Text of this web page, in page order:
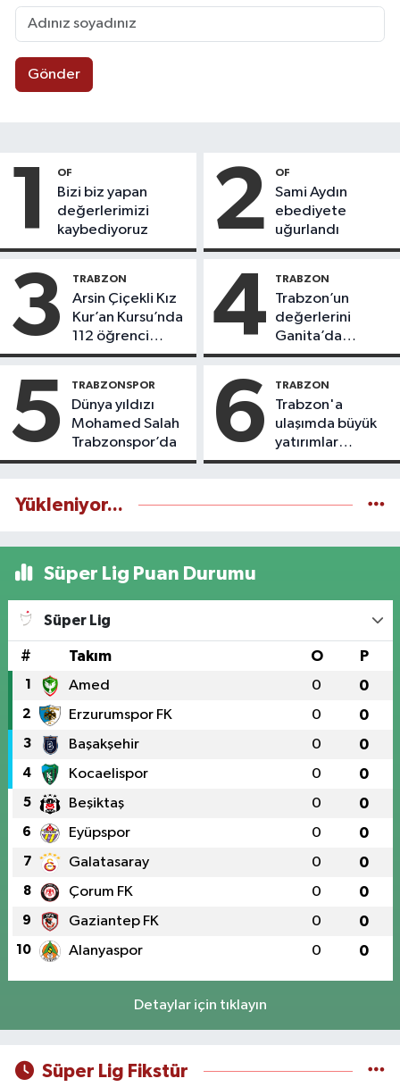
Gönder
1 OF
Bizi biz yapan
değerlerimizi
kaybediyoruz
2 OF
Sami Aydın
ebediyete
uğurlandı
3 TRABZON
Arsin Çiçekli Kız
Kur’an Kursu’nda
112 öğrenci
icazet aldı
4 TRABZON
Trabzon’un
değerlerini
Ganita’da
yaşatıyoruz
5 TRABZONSPOR
Dünya yıldızı
Mohamed Salah
Trabzonspor’da
6 TRABZON
Trabzon'a
ulaşımda büyük
yatırımlar
yapılıyor
Yükleniyor...
Süper Lig Puan Durumu
Süper Lig
# Takım O P
1 Amed 0 0
2 Erzurumspor FK 0 0
3 Başakşehir 0 0
4 Kocaelispor 0 0
5 Beşiktaş 0 0
6 Eyüpspor 0 0
7 Galatasaray 0 0
8 Çorum FK 0 0
9 Gaziantep FK 0 0
10 Alanyaspor 0 0
Detaylar için tıklayın
Süper Lig Fikstür